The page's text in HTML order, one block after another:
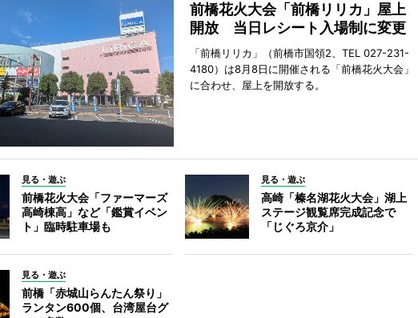
前橋花火大会「前橋リリカ」屋上
開放 当日レシート入場制に変更
「前橋リリカ」（前橋市国領2、TEL 027-231-
4180）は8月8日に開催される「前橋花火大会」
に合わせ、屋上を開放する。
見る・遊ぶ
前橋花火大会「ファーマーズ
高崎棟高」など「鑑賞イベン
ト」臨時駐車場も
見る・遊ぶ
高崎「榛名湖花火大会」湖上
ステージ観覧席完成記念で
「じぐろ京介」
見る・遊ぶ
前橋「赤城山らんたん祭り」
ランタン600個、台湾屋台グ